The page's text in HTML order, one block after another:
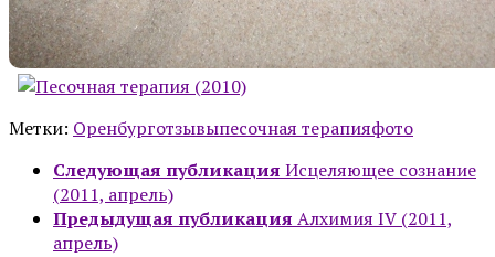
Метки: Оренбурготзывыпесочная терапияфото
Следующая публикация Исцеляющее сознание
(2011, апрель)
Предыдущая публикация Алхимия IV (2011,
апрель)